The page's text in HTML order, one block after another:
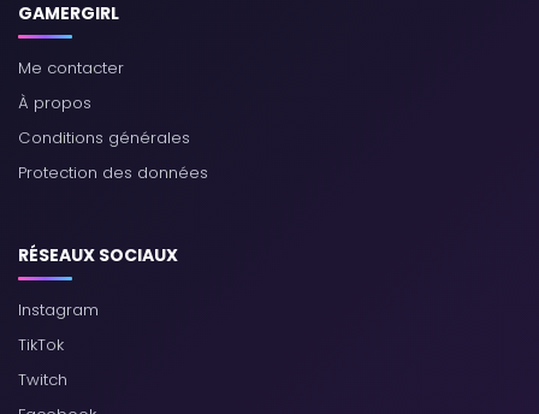
GAMERGIRL
Me contacter
À propos
Conditions générales
Protection des données
RÉSEAUX SOCIAUX
Instagram
TikTok
Twitch